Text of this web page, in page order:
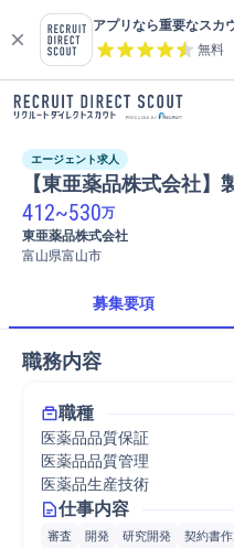
アプリなら重要なスカ
無料
エージェント求人
【東亜薬品株式会社
412~530万
東亜薬品株式会社
富山県富山市
募集要項
職務内容
職種
医薬品品質保証
医薬品品質管理
医薬品生産技術
仕事内容
審査 開発 研究開発 契約書